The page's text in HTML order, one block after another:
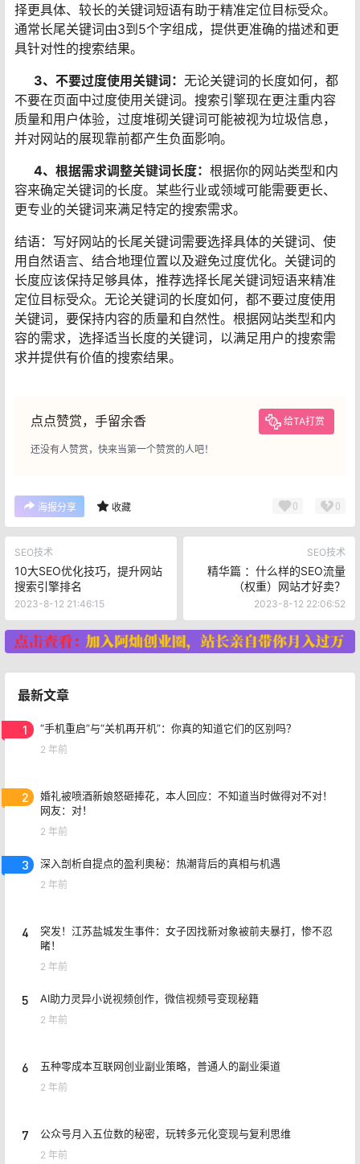
择更具体、较长的关键词短语有助于精准定位目标受众。
通常长尾关键词由3到5个字组成，提供更准确的描述和更
具针对性的搜索结果。
3、不要过度使用关键词： 无论关键词的长度如何，都
不要在页面中过度使用关键词。搜索引擎现在更注重内容
质量和用户体验，过度堆砌关键词可能被视为垃圾信息，
并对网站的展现靠前都产生负面影响。
4、根据需求调整关键词长度： 根据你的网站类型和内
容来确定关键词的长度。某些行业或领域可能需要更长、
更专业的关键词来满足特定的搜索需求。
结语：写好网站的长尾关键词需要选择具体的关键词、使
用自然语言、结合地理位置以及避免过度优化。关键词的
长度应该保持足够具体，推荐选择长尾关键词短语来精准
定位目标受众。无论关键词的长度如何，都不要过度使用
关键词，要保持内容的质量和自然性。根据网站类型和内
容的需求，选择适当长度的关键词，以满足用户的搜索需
求并提供有价值的搜索结果。
点点赞赏，手留余香 给TA打赏
还没有人赞赏，快来当第一个赞赏的人吧！
海报分享 收藏 0 0
SEO技术
10大SEO优化技巧，提升网站
搜索引擎排名
2023-8-12 21:46:15
SEO技术
精华篇 ：什么样的SEO流量
（权重）网站才好卖？
2023-8-12 22:06:52
最新文章
1 “手机重启”与“关机再开机”：你真的知道它们的区别吗？
2 年前
2
婚礼被喷酒新娘怒砸捧花，本人回应：不知道当时做得对不对！
网友：对！
2 年前
3 深入剖析自提点的盈利奥秘：热潮背后的真相与机遇
2 年前
4
突发！江苏盐城发生事件：女子因找新对象被前夫暴打，惨不忍
睹！
2 年前
5 AI助力灵异小说视频创作，微信视频号变现秘籍
2 年前
6 五种零成本互联网创业副业策略，普通人的副业渠道
2 年前
7 公众号月入五位数的秘密，玩转多元化变现与复利思维
2 年前